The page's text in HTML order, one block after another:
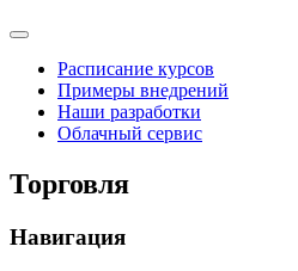
Расписание курсов
Примеры внедрений
Наши разработки
Облачный сервис
Торговля
Навигация